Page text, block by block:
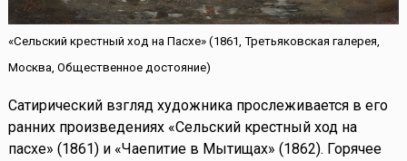
«Сельский крестный ход на Пасхе» (1861, Третьяковская галерея,
Москва, Общественное достояние)
Сатирический взгляд художника прослеживается в его
ранних произведениях «Сельский крестный ход на
пасхе» (1861) и «Чаепитие в Мытищах» (1862). Горячее